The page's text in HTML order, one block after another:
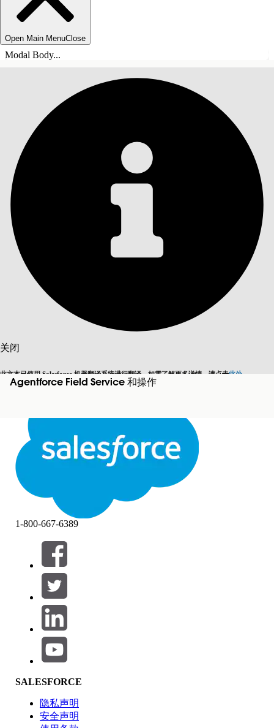
Open Main MenuClose
Modal Body...
关闭
此文本已使用 Salesforce 机器翻译系统进行翻译。如需了解更多详情，请点击此处
切换为英语 而非现在
关闭关闭
Agentforce Field Service 和操作
目录
筛选器 (0)
选择筛选器
产品区域
功能影响
1-800-667-6389
SALESFORCE
隐私声明
安全声明